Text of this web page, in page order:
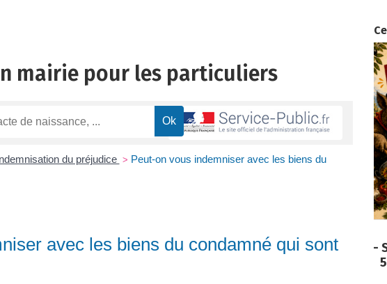
mairie pour les particuliers
du préjudice > Peut-on vous indemniser avec les biens du
avec les biens du condamné qui sont
d’appui
Paëlla – Société de chasse –